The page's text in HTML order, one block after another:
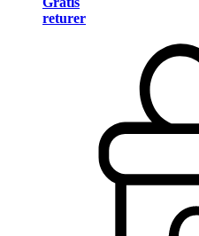
returer